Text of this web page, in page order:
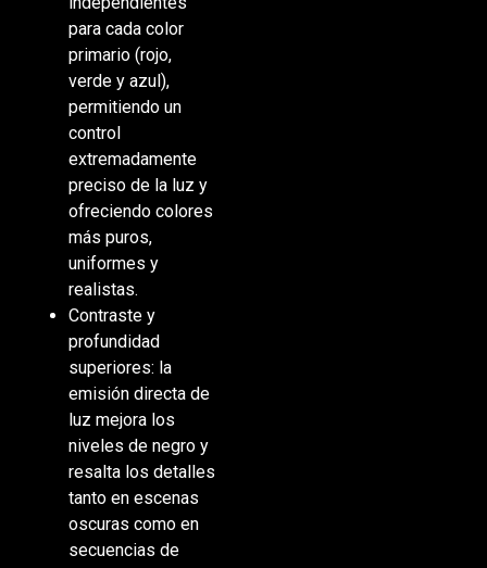
para cada color
primario (rojo,
verde y azul),
permitiendo un
control
extremadamente
preciso de la luz y
ofreciendo colores
más puros,
uniformes y
realistas.
Contraste y
profundidad
superiores: la
emisión directa de
luz mejora los
niveles de negro y
resalta los detalles
tanto en escenas
oscuras como en
secuencias de